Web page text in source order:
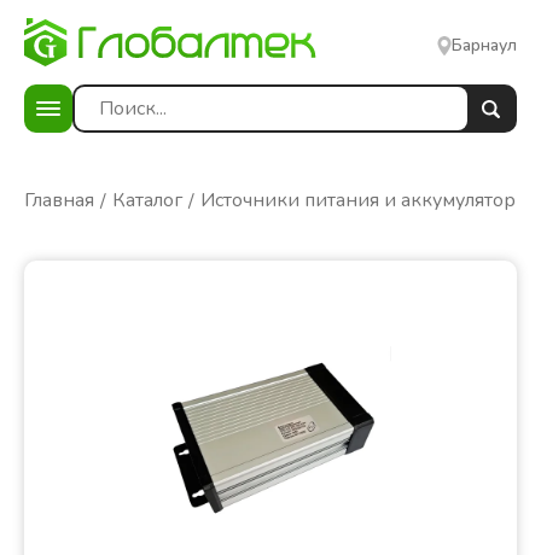
Барнаул
Главная Каталог Источники питания и аккумуляторы